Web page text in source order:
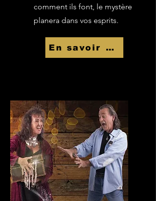
comment ils font, le mystère
planera dans vos esprits.
En savoir Plus